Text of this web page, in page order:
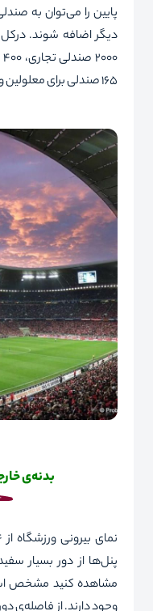
دیگر اضافه شوند.
۱۶۵ صندلی برای معلولین و افراد دارای ویلچر می‌شود.
بدنه‌ی
پنل‌ها از دور بسیار
مشاهده کنید مشخص